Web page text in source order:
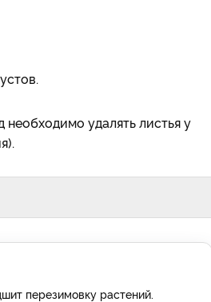
удалять листья у
перезимовку растений.